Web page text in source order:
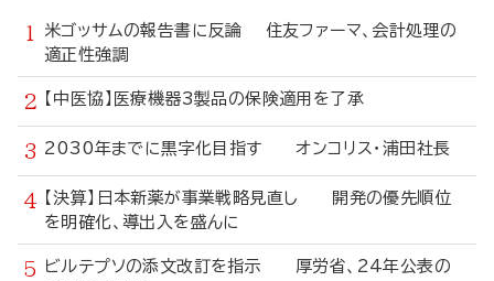
米ゴッサムの報告書に反論 住友ファーマ、会計処理の
適正性強調
【中医協】医療機器3製品の保険適用を了承
2030年までに黒字化目指す オンコリス・浦田社長
【決算】日本新薬が事業戦略見直し 開発の優先順位
を明確化、導出入を盛んに
ビルテプソの添文改訂を指示 厚労省、24年公表の